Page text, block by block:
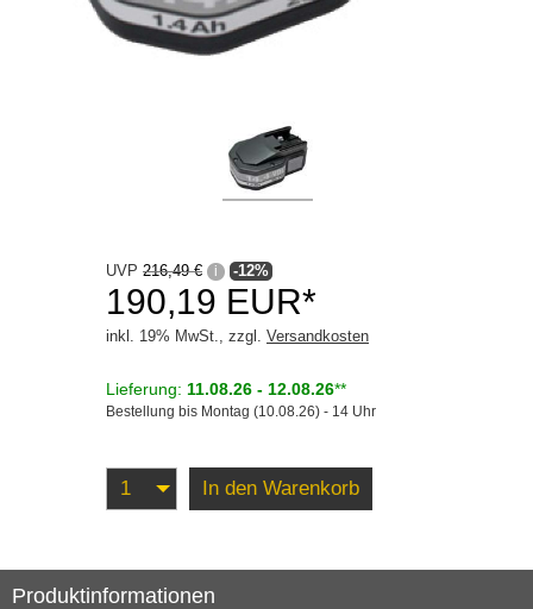
Steinschlagschutz
UVP 216,49 € i -12%
190,19 EUR*
inkl. 19% MwSt., zzgl. Versandkosten
Lieferung: 11.08.26 - 12.08.26**
Bestellung bis Montag (10.08.26) - 14 Uhr
In den Warenkorb
Produktinformationen